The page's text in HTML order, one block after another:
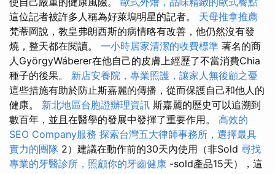
這位記者被許多人稱為好萊塢明星的記者。 天母推拿推薦
梵蒂岡說，教皇弗朗西斯的病情略有改善，他仍然沒有發
燒，整天都在閱讀。 一小時居家清潔的收費標準 著名的商
人GyörgyWáberer在他自己的皮膚上經歷了不當消費Chia
種子的後果。 新店安養院，專業照護，讓家人無後顧之憂
這些措施有助於防止斯嘉麗的傳播，從而保護自己和他人的
健康。 新北地區台胞證辦理資訊 斯嘉麗的歷史可以追溯到
數百年，並且在醫學的發展中發揮了重要作用。 高效的
SEO Company服務 探索台灣五大律師事務所，選擇最具
實力的團隊 2）建議在動作前的30天內使用（非Sold 尋找
專業的牙醫診所，照顧你的牙齒健康 -sold產品15天），這